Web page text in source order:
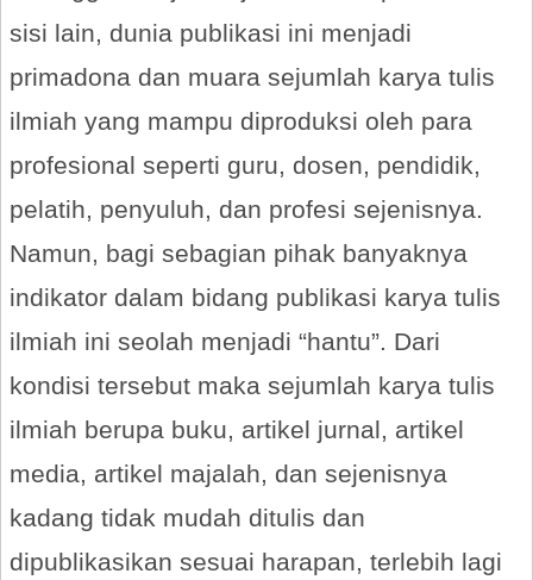
sisi lain, dunia publikasi ini menjadi
primadona dan muara sejumlah karya tulis
ilmiah yang mampu diproduksi oleh para
profesional seperti guru, dosen, pendidik,
pelatih, penyuluh, dan profesi sejenisnya.
Namun, bagi sebagian pihak banyaknya
indikator dalam bidang publikasi karya tulis
ilmiah ini seolah menjadi “hantu”. Dari
kondisi tersebut maka sejumlah karya tulis
ilmiah berupa buku, artikel jurnal, artikel
media, artikel majalah, dan sejenisnya
kadang tidak mudah ditulis dan
dipublikasikan sesuai harapan, terlebih lagi